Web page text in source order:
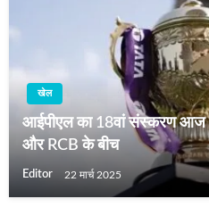
खेल
आईपीएल का 18वां संस्करण
और RCB के बीच
Editor 22 मार्च 2025